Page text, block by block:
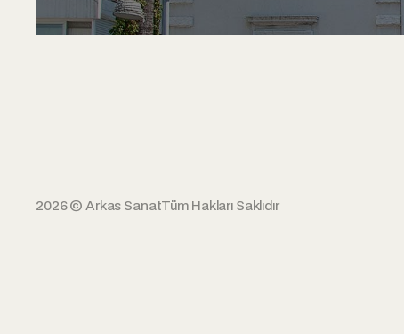
2026 © Arkas SanatTüm Hakları Saklıdır